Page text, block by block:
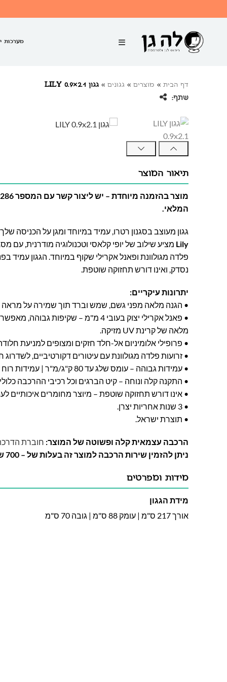
מערכות
דף הבית » מוצרים » גגונים » גגון LILY 0.9×2.1
שתף:
תיאור המוצר
המלאי.
גגון מעוצב בסגנון רטרו, עמיד במיוחד ומגן על הכניסה
Lily מציע שילוב של יופי קלאסי וטכנולוגיה מודרנית, עם
פלדה מגולוונת ופאנל אקרילי שקוף במיוחד. הגגון עמיד
נסדק, ואינו דורש תחזוקה שוטפת.
יתרונות עיקריים:
• הגנה מלאה מפני גשם, שמש וברד תוך שמירה על מראה
• פאנל אקרילי יצוק בעובי 4 מ"מ –
מלאה של קרינת UV מזיקה.
• פרופילי אלומיניום אל-חלד חזקים ומצופים למניעת
• זרועות פלדה מגולוונת עם עיטורים דקורטיביים, לשדרוג
• עמידות גבוהה – עומס שלג עד 80 ק"ג/מ"ר | עמידות רוח עד 120 קמ"ש.
• התקנה קלה ונוחה – קיט הברגים וכל רכיבי ההרכבה
• אינו דורש תחזוקה שוטפת – מיוצר מחומרים איכותיים
• 3 שנות אחריות יצרן.
• תוצרת ישראל.
הרכבה עצמאית קלה ופשוטה של המוצר: חוברת
ניתן להזמין שירות הרכבה למוצר זה בעלות של – 700 ש"ח
מידות ומפרטים
מידת הגגון
אורך 217 ס"מ | עומק 88 ס"מ | גובה 70 ס"מ